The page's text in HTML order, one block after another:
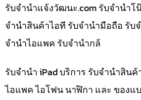
รับจํานําแจ้งวัฒนะ.com รับจำนำโ
จำนำสินค้าไอที รับจำนำมือถือ รับ
จำนำไอแพค รับจำนำกล้
รับจำนำ iPad บริการ รับจำนำสิน
ไอแพค ไอโฟน นาฬิกา และ ของแ